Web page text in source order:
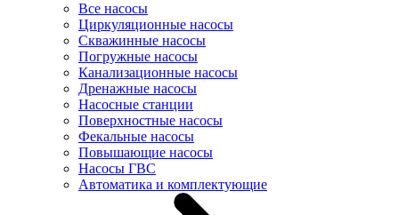
Все насосы
Циркуляционные насосы
Скважинные насосы
Погружные насосы
Канализационные насосы
Дренажные насосы
Насосные станции
Поверхностные насосы
Фекальные насосы
Повышающие насосы
Насосы ГВС
Автоматика и комплектующие